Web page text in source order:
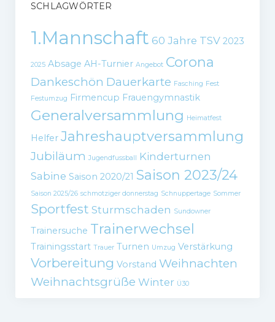
SCHLAGWÖRTER
1.Mannschaft 60 Jahre TSV 2023
2025 Absage AH-Turnier Angebot Corona
Dankeschön Dauerkarte Fasching Fest
Festumzug Firmencup Frauengymnastik
Generalversammlung Heimatfest
Helfer Jahreshauptversammlung
Jubiläum Jugendfussball Kinderturnen
Sabine Saison 2020/21 Saison 2023/24
Saison 2025/26 schmotziger donnerstag Schnuppertage Sommer
Sportfest Sturmschaden Sundowner
Trainersuche Trainerwechsel
Trainingsstart Trauer Turnen Umzug Verstärkung
Vorbereitung Vorstand Weihnachten
Weihnachtsgrüße Winter Ü30